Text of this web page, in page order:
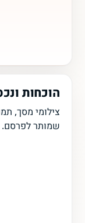
הוכחות
צילומי מסך,
שמותר לפרסם.